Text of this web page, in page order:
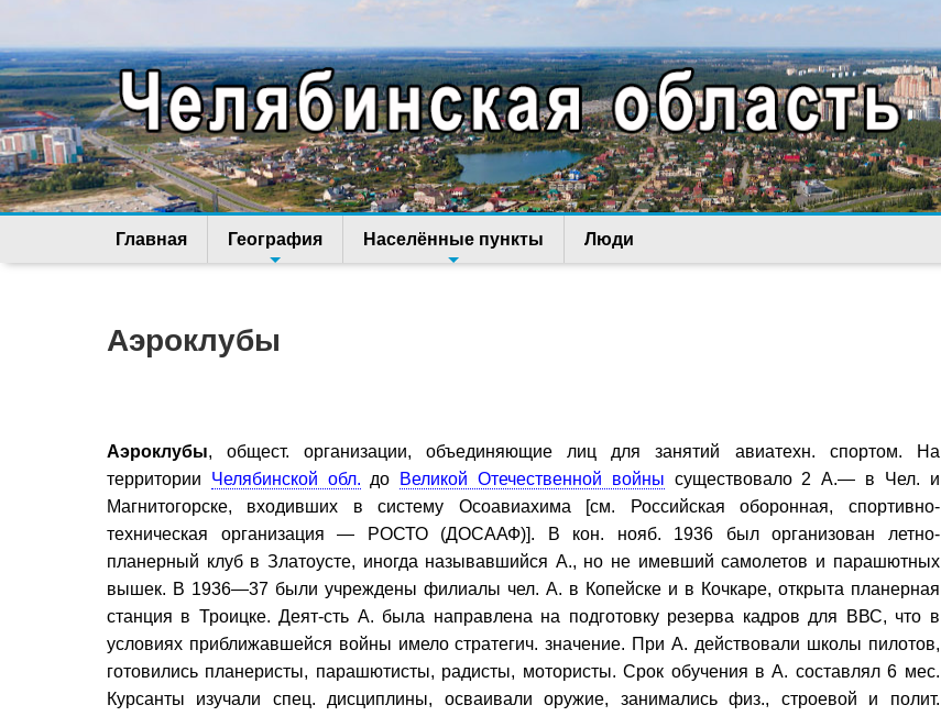
Главная География Населённые пункты Люди
Аэроклубы
Аэроклубы, общест. организации, объединяющие лиц для занятий авиатехн. спортом. На
территории Челябинской обл. до Великой Отечественной войны существовало 2 А.— в Чел. и
Магнитогорске, входивших в систему Осоавиахима [см. Российская оборонная, спортивно-
техническая организация — РОСТО (ДОСААФ)]. В кон. нояб. 1936 был организован летно-
планерный клуб в Златоусте, иногда называвшийся А., но не имевший самолетов и парашютных
вышек. В 1936—37 были учреждены филиалы чел. А. в Копейске и в Кочкаре, открыта планерная
станция в Троицке. Деят-сть А. была направлена на подготовку резерва кадров для ВВС, что в
условиях приближавшейся войны имело стратегич. значение. При А. действовали школы пилотов,
готовились планеристы, парашютисты, радисты, мотористы. Срок обучения в А. составлял 6 мес.
Курсанты изучали спец. дисциплины, осваивали оружие, занимались физ., строевой и полит.